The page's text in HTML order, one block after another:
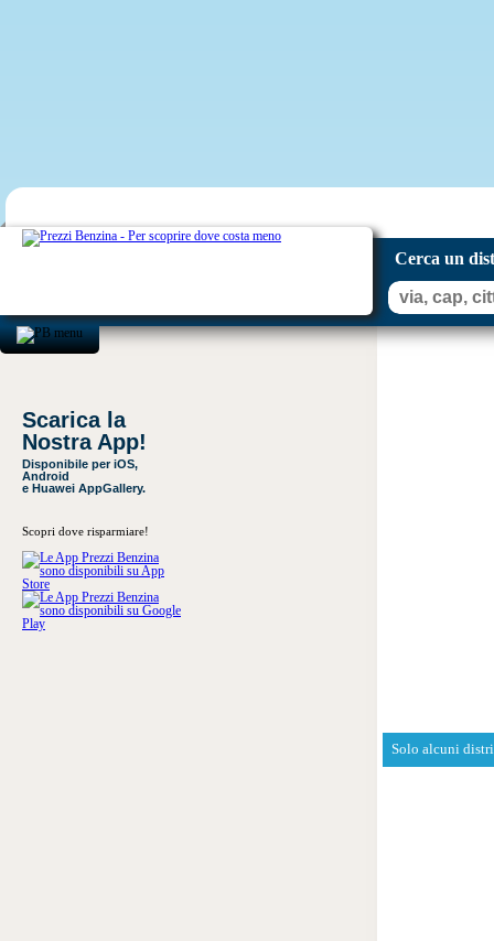
Cerca un
Scarica la
Nostra App!
Disponibile per iOS,
Android
e Huawei AppGallery.
Scopri dove risparmiare!
Solo alcuni